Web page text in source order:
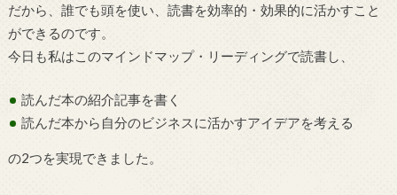
だから、誰でも頭を使い、読書を効率的・効果的に活かすこと
ができるのです。
今日も私はこのマインドマップ・リーディングで読書し、
読んだ本の紹介記事を書く
読んだ本から自分のビジネスに活かすアイデアを考える
の2つを実現できました。